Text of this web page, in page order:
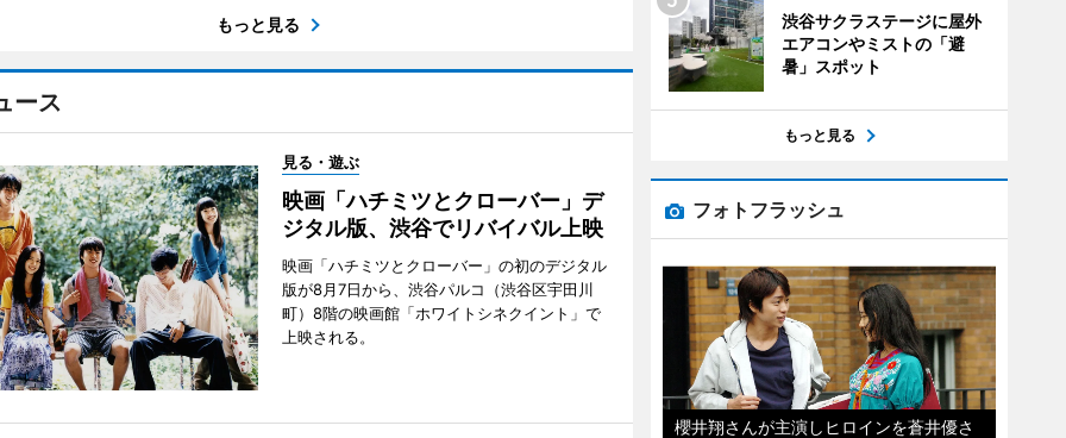
もっと見る
ース
見る・遊ぶ
映画「ハチミツとクローバー」デ
ジタル版、渋谷でリバイバル上映
映画「ハチミツとクローバー」の初のデジタル
版が8月7日から、渋谷パルコ（渋谷区宇田川
町）8階の映画館「ホワイトシネクイント」で
上映される。
渋谷サクラステージに屋外
エアコンやミストの「避
暑」スポット
もっと見る
フォトフラッシュ
櫻井翔さんが主演しヒロインを蒼井優さ